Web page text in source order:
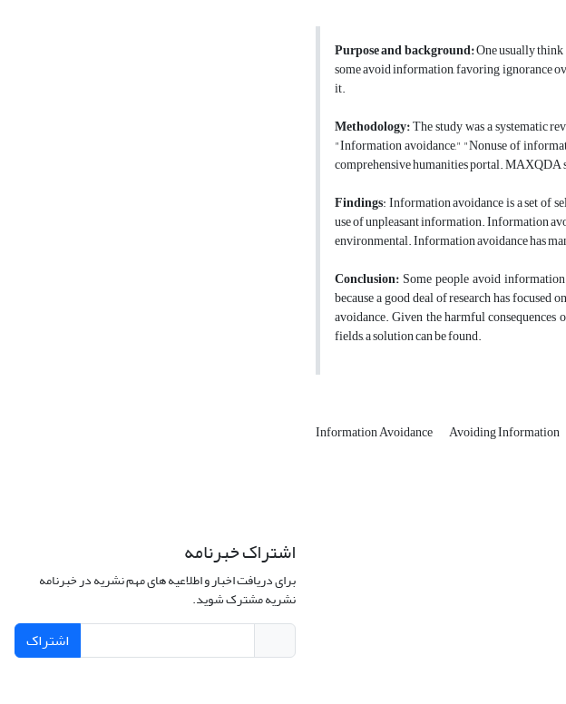
Purpose and background:One usually think
some avoid information, favoring ignorance
it.
Methodology:The study was a systematic
"Information avoidance," "Nonuse of
comprehensive humanities portal. MAXQDA
Findings: Information avoidance is a set of
use of unpleasant information.Information
environmental. Information avoidance has
Conclusion:Some people avoid
because a good deal of research has
avoidance. Given the harmful
fields, a solution can be found.
Information Avoidance Avoiding Information
اشتراک خبرنامه
برای دریافت اخبار و اطلاعیه های مهم نشریه در خبرنامه
نشریه مشترک شوید.
اشتراک